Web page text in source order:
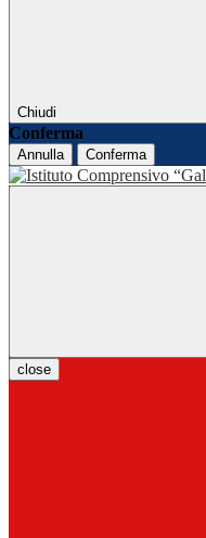
Chiudi
Conferma
Annulla Conferma
close